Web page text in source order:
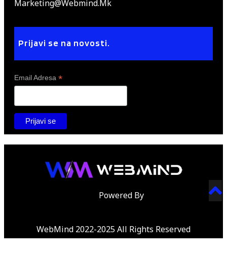
Marketing@webmind.mk
Prijavi se na novosti.
Email Adresa *
Powered By
WebMind 2022-2025 All Rights Reserved